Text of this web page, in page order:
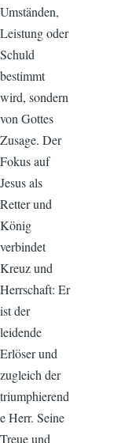
Umständen,
Leistung oder
Schuld
bestimmt
wird, sondern
von Gottes
Zusage. Der
Fokus auf
Jesus als
Retter und
König
verbindet
Kreuz und
Herrschaft: Er
ist der
leidende
Erlöser und
zugleich der
triumphierend
e Herr. Seine
Treue und